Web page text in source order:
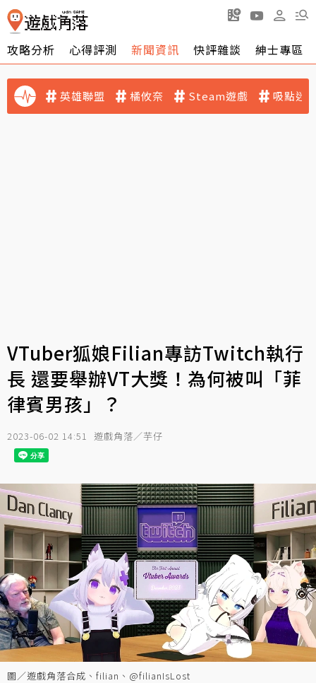
攻略分析 心得評測 新聞資訊 快評雜談 紳士專區
英雄聯盟 橘攸奈 Steam遊戲 吸點迷
VTuber狐娘Filian專訪Twitch執行
長 還要舉辦VT大獎！為何被叫「菲
律賓男孩」？
2023-06-02 14:51 遊戲角落／芋仔
圖／遊戲角落合成、filian、@filianIsLost